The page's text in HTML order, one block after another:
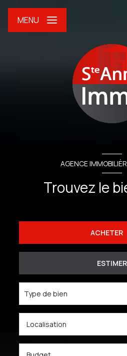
MENU
AGENCE
Trouvez le
ACHETER
Du neuf
De l'immo pro
ESTIMER
Type de bien